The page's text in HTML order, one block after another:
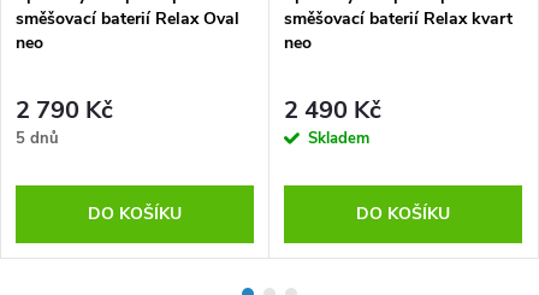
směšovací baterií Relax Oval
neo
2 790 Kč
5 dnů
DO KOŠÍKU
směšovací baterií Relax kvart
neo
2 490 Kč
Skladem
DO KOŠÍKU